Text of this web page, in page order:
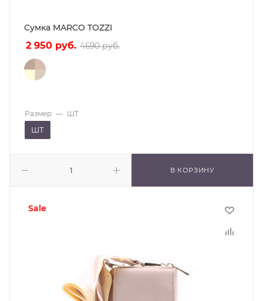
Сумка MARCO TOZZI
2 950 руб. 4690руб.
В КОРЗИНУ
Размер — ШТ
ШТ
sale